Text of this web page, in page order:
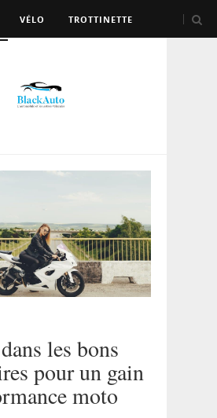
VÉLO TROTTINETTE
les bons
pour un gain
moto